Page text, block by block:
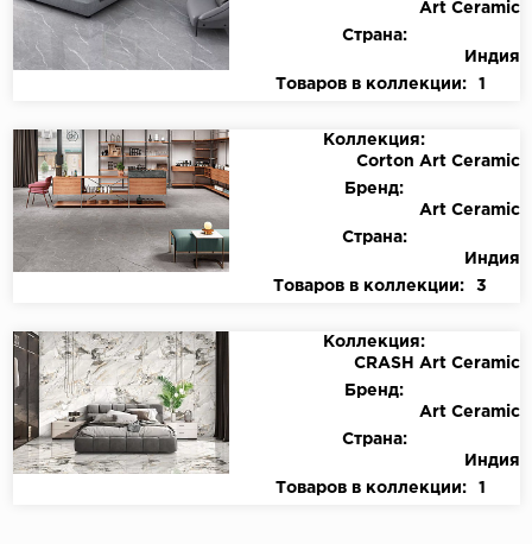
Art Ceramic
Страна:
Индия
Товаров в коллекции:
1
Коллекция:
Corton Art Ceramic
Бренд:
Art Ceramic
Страна:
Индия
Товаров в коллекции:
3
Коллекция:
CRASH Art Ceramic
Бренд:
Art Ceramic
Страна:
Индия
Товаров в коллекции:
1